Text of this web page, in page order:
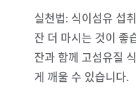
실천법: 식이섬유 섭
잔 더 마시는 것이 좋
잔과 함께 고섬유질
게 깨울 수 있습니다.